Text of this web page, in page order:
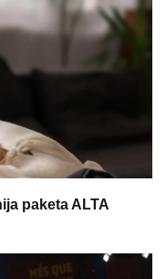
paketa ALTA